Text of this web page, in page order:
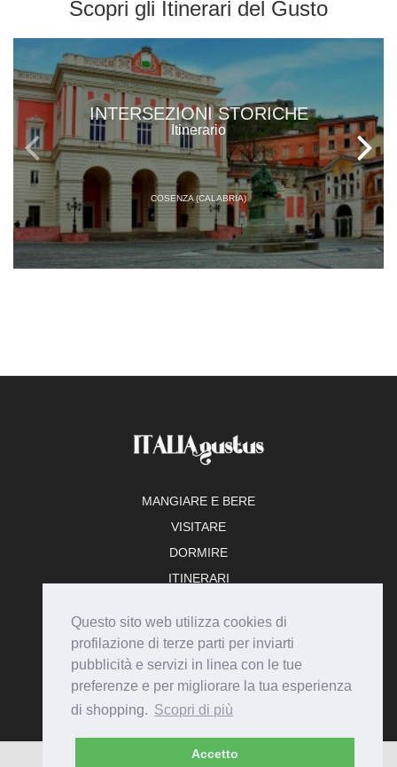
Questo sito web utilizza cookies di
profilazione di terze parti per inviarti
pubblicità e servizi in linea con le tue
preferenze e per migliorare la tua esperienza
di shopping. Scopri di più
Accetto
Scopri gli Itinerari del Gusto
INTERSEZIONI STORICHE
Itinerario
COSENZA (CALABRIA)
MANGIARE E BERE
VISITARE
DORMIRE
ITINERARI
ADERISCI